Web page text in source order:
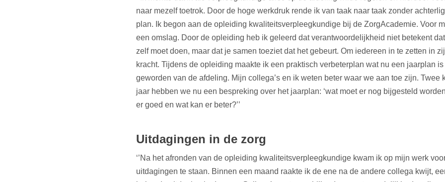
naar mezelf toetrok. Door de hoge werkdruk rende ik van taak naar taak zonder
plan. Ik begon aan de opleiding kwaliteitsverpleegkundige bij de ZorgAcademie. Voor
een omslag. Door de opleiding heb ik geleerd dat verantwoordelijkheid niet betekent
zelf moet doen, maar dat je samen toeziet dat het gebeurt. Om iedereen in te zetten in
kracht. Tijdens de opleiding maakte ik een praktisch verbeterplan wat nu een jaarplan is
geworden van de afdeling. Mijn collega’s en ik weten beter waar we aan toe zijn. Twee
jaar hebben we nu een bespreking over het jaarplan: ‘wat moet er nog bijgesteld
er goed en wat kan er beter?’’
Uitdagingen in de zorg
‘’Na het afronden van de opleiding kwaliteitsverpleegkundige kwam ik op mijn werk
uitdagingen te staan. Binnen een maand raakte ik de ene na de andere collega kwijt,